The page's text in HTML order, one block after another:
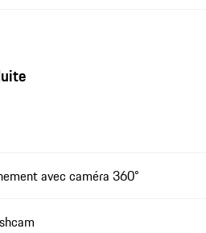
avec caméra 360°